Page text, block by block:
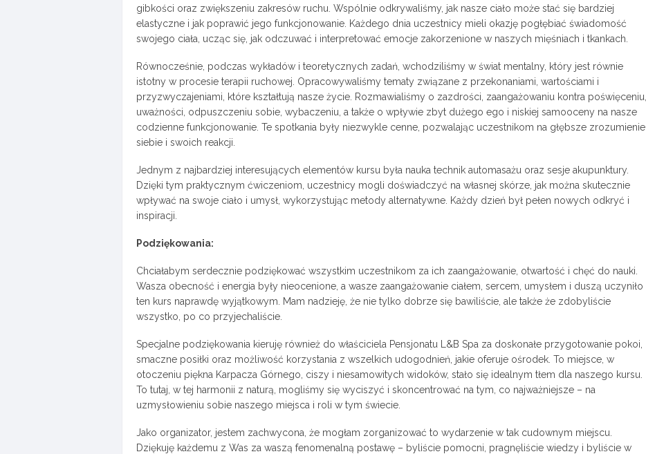
gibkości oraz zwiększeniu zakresów ruchu. Wspólnie odkrywaliśmy, jak nasze ciało może stać się bardziej
elastyczne i jak poprawić jego funkcjonowanie. Każdego dnia uczestnicy mieli okazję pogłębiać świadomość
swojego ciała, ucząc się, jak odczuwać i interpretować emocje zakorzenione w naszych mięśniach i tkankach.
Równocześnie, podczas wykładów i teoretycznych zadań, wchodziliśmy w świat mentalny, który jest równie
istotny w procesie terapii ruchowej. Opracowywaliśmy tematy związane z przekonaniami, wartościami i
przyzwyczajeniami, które kształtują nasze życie. Rozmawialiśmy o zazdrości, zaangażowaniu kontra poświęceniu,
uważności, odpuszczeniu sobie, wybaczeniu, a także o wpływie zbyt dużego ego i niskiej samooceny na nasze
codzienne funkcjonowanie. Te spotkania były niezwykle cenne, pozwalając uczestnikom na głębsze zrozumienie
siebie i swoich reakcji.
Jednym z najbardziej interesujących elementów kursu była nauka technik automasażu oraz sesje akupunktury.
Dzięki tym praktycznym ćwiczeniom, uczestnicy mogli doświadczyć na własnej skórze, jak można skutecznie
wpływać na swoje ciało i umysł, wykorzystując metody alternatywne. Każdy dzień był pełen nowych odkryć i
inspiracji.
Podziękowania:
Chciałabym serdecznie podziękować wszystkim uczestnikom za ich zaangażowanie, otwartość i chęć do nauki.
Wasza obecność i energia były nieocenione, a wasze zaangażowanie ciałem, sercem, umysłem i duszą uczyniło
ten kurs naprawdę wyjątkowym. Mam nadzieję, że nie tylko dobrze się bawiliście, ale także że zdobyliście
wszystko, po co przyjechaliście.
Specjalne podziękowania kieruję również do właściciela Pensjonatu L&B Spa za doskonałe przygotowanie pokoi,
smaczne posiłki oraz możliwość korzystania z wszelkich udogodnień, jakie oferuje ośrodek. To miejsce, w
otoczeniu piękna Karpacza Górnego, ciszy i niesamowitych widoków, stało się idealnym tłem dla naszego kursu.
To tutaj, w tej harmonii z naturą, mogliśmy się wyciszyć i skoncentrować na tym, co najważniejsze – na
uzmysłowieniu sobie naszego miejsca i roli w tym świecie.
Jako organizator, jestem zachwycona, że mogłam zorganizować to wydarzenie w tak cudownym miejscu.
Dziękuję każdemu z Was za waszą fenomenalną postawę – byliście pomocni, pragnęliście wiedzy i byliście w